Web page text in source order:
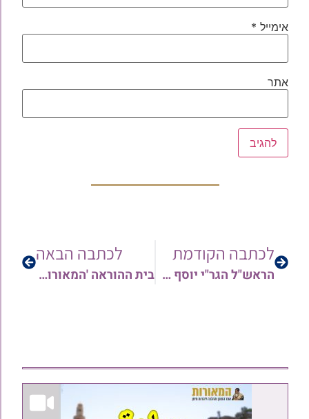
אימייל *
אתר
לכתבה הקודמת
הראש"ל הגר"י יוסף חיזק את בני התורה בראש העין | גלריה
לכתבה הבאה
בית ההוראה 'המאורות' מגיש: לוח ההלכות הנחוצות ביותר לימי בין המצרים תשפ"ה | להורדה ותליה בביתכם!